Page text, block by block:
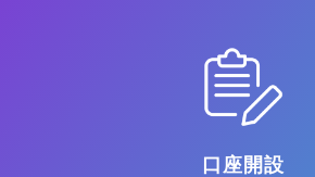
口座開設